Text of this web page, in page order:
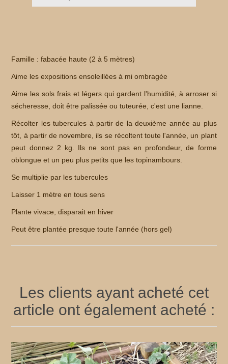
Famille : fabacée haute (2 à 5 mètres)
Aime les expositions ensoleillées à mi ombragée
Aime les sols frais et légers qui gardent l'humidité, à arroser si
sécheresse, doit être palissée ou tuteurée, c'est une lianne.
Récolter les tubercules à partir de la deuxième année au plus
tôt, à partir de novembre, ils se récoltent toute l'année, un plant
peut donnez 2 kg. Ils ne sont pas en profondeur, de forme
oblongue et un peu plus petits que les topinambours.
Se multiplie par les tubercules
Laisser 1 mètre en tous sens
Plante vivace, disparait en hiver
Peut être plantée presque toute l'année (hors gel)
Les clients ayant acheté cet
article ont également acheté :